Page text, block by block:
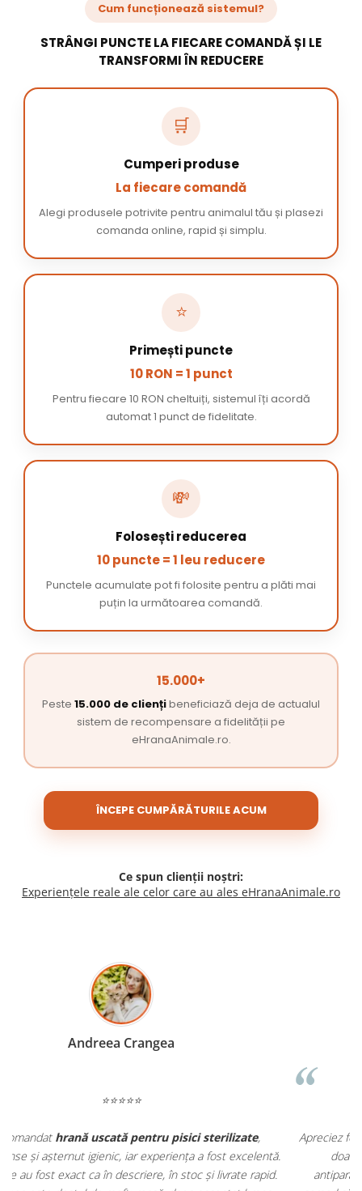
Cum funcționează sistemul?
STRÂNGI PUNCTE LA FIECARE COMANDĂ ȘI LE
TRANSFORMI ÎN REDUCERE
🛒
Cumperi produse
La fiecare comandă
Alegi produsele potrivite pentru animalul tău și plasezi
comanda online, rapid și simplu.
⭐
Primești puncte
10 RON = 1 punct
Pentru fiecare 10 RON cheltuiți, sistemul îți acordă
automat 1 punct de fidelitate.
💸
Folosești reducerea
10 puncte = 1 leu reducere
Punctele acumulate pot fi folosite pentru a plăti mai
puțin la următoarea comandă.
15.000+
Peste 15.000 de cliențibeneficiază deja de actualul
sistem de recompensare a fidelității pe
eHranaAnimale.ro.
ÎNCEPE CUMPĂRĂTURILE ACUM
Ce spun clienții noștri:
Experiențele reale ale celor care au ales eHranaAnimale.ro
Madalina Stancea
Apreciez foarte mult faptul că peehranaanimale.ro
găsesc nu
doar hrană, ci și produse dinfarmacia veterinară
antiparazitare, suplimente și soluții de îngrijire. Este foarte